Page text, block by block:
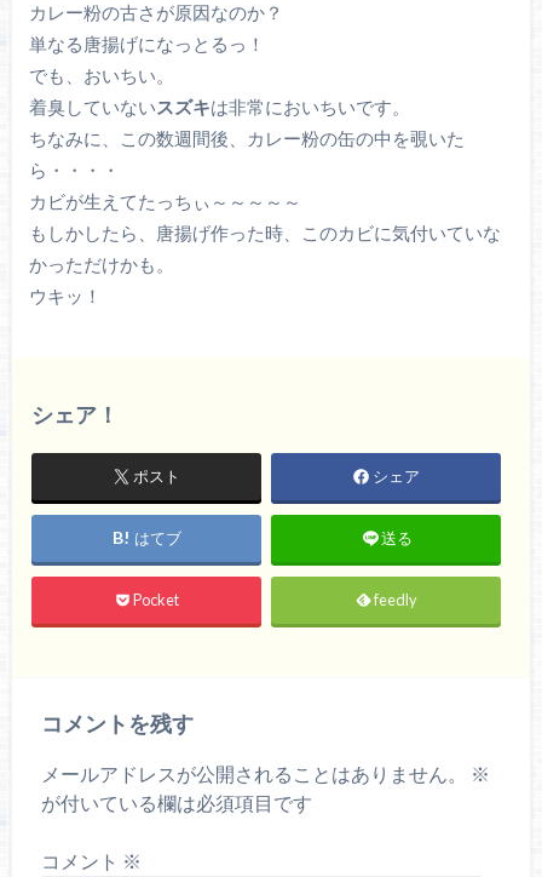
カレー粉の古さが原因なのか？
単なる唐揚げになっとるっ！
でも、おいちい。
着臭していないスズキは非常においちいです。
ちなみに、この数週間後、カレー粉の缶の中を覗いた
ら・・・・
カビが生えてたっちぃ～～～～～
もしかしたら、唐揚げ作った時、このカビに気付いていな
かっただけかも。
ウキッ！
シェア！
ポスト シェア
はてブ 送る
Pocket feedly
コメントを残す
メールアドレスが公開されることはありません。
※
が付いている欄は必須項目です
コメント ※